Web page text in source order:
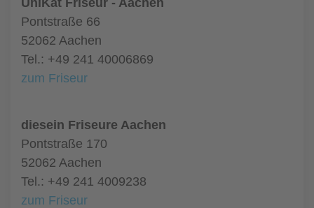
UniKat Friseur - Aachen
Pontstraße 66
52062 Aachen
Tel.: +49 241 40006869
zum Friseur
diesein Friseure Aachen
Pontstraße 170
52062 Aachen
Tel.: +49 241 4009238
zum Friseur